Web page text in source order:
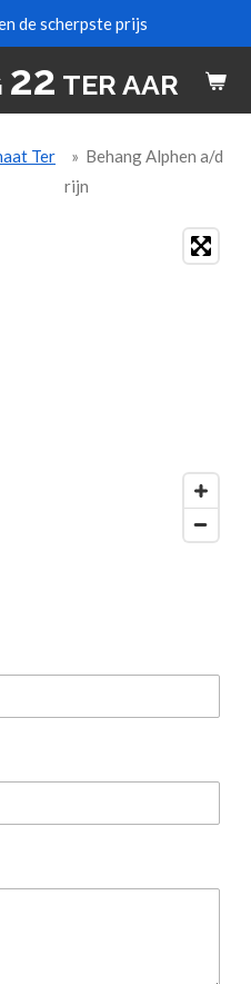
22 TER AAR
de scherpste prijs
Ter
» Behang Alphen a/d
rijn